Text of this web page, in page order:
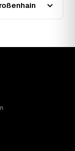
eine klare
bisherigen
1.727 € pro
im Schnitt
von
trotzdem.